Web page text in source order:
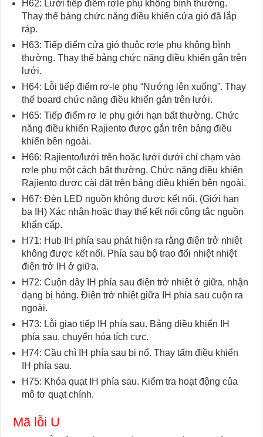
H62: Lưới tiếp điểm rơle phụ không bình thường.
Thay thế bảng chức năng điều khiển cửa gió đã lắp
ráp.
H63: Tiếp điểm cửa gió thuộc rơle phụ không bình
thường. Thay thế bảng chức năng điều khiển gắn trên
lưới.
H64: Lỗi tiếp điểm rơ-le phụ “Nướng lên xuống”. Thay
thế board chức năng điều khiển gắn trên lưới.
H65: Tiếp điểm rơ le phụ giới hạn bất thường. Chức
năng điều khiển Rajiento được gắn trên bảng điều
khiển bên ngoài.
H66: Rajiento/lưới trên hoặc lưới dưới chỉ chạm vào
rơle phụ một cách bất thường. Chức năng điều khiển
Rajiento được cài đặt trên bảng điều khiển bên ngoài.
H67: Đèn LED nguồn không được kết nối. (Giới hạn
ba IH) Xác nhận hoặc thay thế kết nối công tắc nguồn
khẩn cấp.
H71: Hub IH phía sau phát hiện ra rằng điện trở nhiệt
không được kết nối. Phía sau bộ trao đổi nhiệt nhiệt
điện trở IH ở giữa.
H72: Cuộn dây IH phía sau điện trở nhiệt ở giữa, nhận
dạng bị hỏng. Điện trở nhiệt giữa IH phía sau cuộn ra
ngoài.
H73: Lỗi giao tiếp IH phía sau. Bảng điều khiển IH
phía sau, chuyển hóa tích cực.
H74: Cầu chì IH phía sau bị nổ. Thay tấm điều khiển
IH phía sau.
H75: Khóa quạt IH phía sau. Kiểm tra hoạt động của
mô tơ quạt chính.
Mã lỗi U